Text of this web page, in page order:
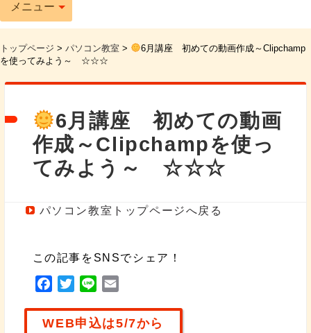
メニュー
トップページ > パソコン教室 >
6月講座 初めての動画作成～Clipchamp
を使ってみよう～ ☆☆☆
6月講座 初めての動画
作成～Clipchampを使っ
てみよう～ ☆☆☆
パソコン教室トップページへ戻る
この記事をSNSでシェア！
F
c
T
i
n
a
WEB申込は5/7から